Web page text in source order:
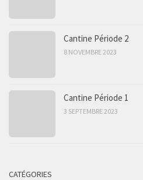
Cantine Période 2
8 NOVEMBRE 2023
Cantine Période 1
3 SEPTEMBRE 2023
CATÉGORIES